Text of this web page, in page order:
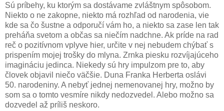
Sú príbehy, ku ktorým sa dostávame zvláštnym spôsobom.
Niekto o ne zakopne, niekto má rozhľad od narodenia, vie
kde sa čo šustne a odporučí vám ho, a niekto sa zase len tak
preháňa svetom a občas sa niečím nadchne. Ak príde na rad
reč o pozitívnom vplyve hier, určite v nej nebudem chýbať s
prispením mojej trošky do mlyna. Zrnka piesku rozvíjajúceho
imagináciu jedinca. Niekedy sú hry impulzom pre to, aby
človek objavil niečo väčšie. Duna Franka Herberta oslávi
50. narodeniny. A nebyť jednej nemenovanej hry, možno by
som sa o tomto vesmíre nikdy nedozvedel. Alebo možno sa
dozvedel až príliš neskoro.